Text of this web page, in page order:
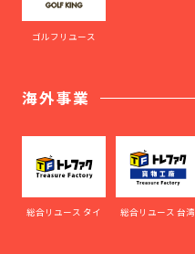
ゴルフリユース
海外事業
総合リユース タイ 総合リユース 台湾